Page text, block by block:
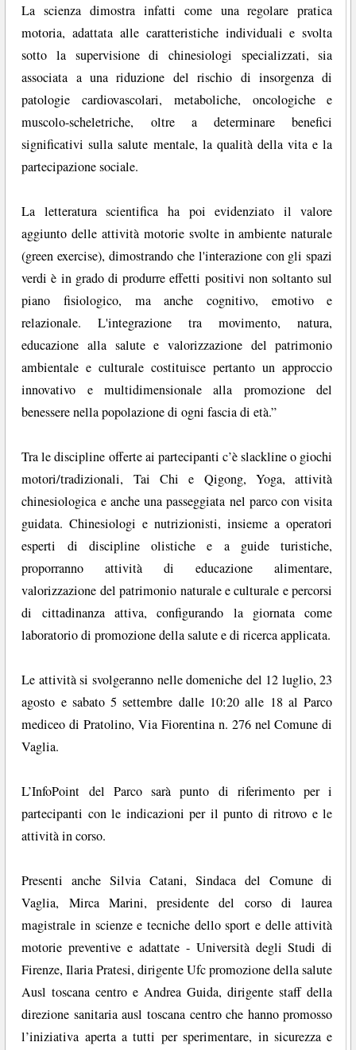
La scienza dimostra infatti come una regolare pratica
motoria, adattata alle caratteristiche individuali e svolta
sotto la supervisione di chinesiologi specializzati, sia
associata a una riduzione del rischio di insorgenza di
patologie cardiovascolari, metaboliche, oncologiche e
muscolo-scheletriche, oltre a determinare benefici
significativi sulla salute mentale, la qualità della vita e la
partecipazione sociale.
La letteratura scientifica ha poi evidenziato il valore
aggiunto delle attività motorie svolte in ambiente naturale
(green exercise), dimostrando che l'interazione con gli spazi
verdi è in grado di produrre effetti positivi non soltanto sul
piano fisiologico, ma anche cognitivo, emotivo e
relazionale. L'integrazione tra movimento, natura,
educazione alla salute e valorizzazione del patrimonio
ambientale e culturale costituisce pertanto un approccio
innovativo e multidimensionale alla promozione del
benessere nella popolazione di ogni fascia di età.”
Tra le discipline offerte ai partecipanti c’è slackline o giochi
motori/tradizionali, Tai Chi e Qigong, Yoga, attività
chinesiologica e anche una passeggiata nel parco con visita
guidata. Chinesiologi e nutrizionisti, insieme a operatori
esperti di discipline olistiche e a guide turistiche,
proporranno attività di educazione alimentare,
valorizzazione del patrimonio naturale e culturale e percorsi
di cittadinanza attiva, configurando la giornata come
laboratorio di promozione della salute e di ricerca applicata.
Le attività si svolgeranno nelle domeniche del 12 luglio, 23
agosto e sabato 5 settembre dalle 10:20 alle 18 al Parco
mediceo di Pratolino, Via Fiorentina n. 276 nel Comune di
Vaglia.
L’InfoPoint del Parco sarà punto di riferimento per i
partecipanti con le indicazioni per il punto di ritrovo e le
attività in corso.
Presenti anche Silvia Catani, Sindaca del Comune di
Vaglia, Mirca Marini, presidente del corso di laurea
magistrale in scienze e tecniche dello sport e delle attività
motorie preventive e adattate - Università degli Studi di
Firenze, Ilaria Pratesi, dirigente Ufc promozione della salute
Ausl toscana centro e Andrea Guida, dirigente staff della
direzione sanitaria ausl toscana centro che hanno promosso
l’iniziativa aperta a tutti per sperimentare, in sicurezza e